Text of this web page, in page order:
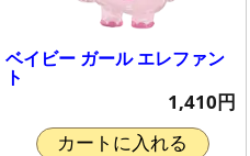
ベイビー ガール エレファン
ト
1,410円
カートに入れる